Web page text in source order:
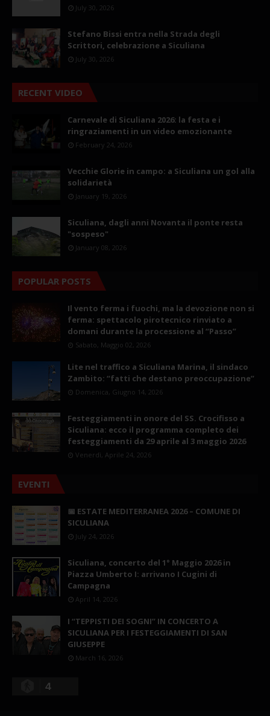
July 30, 2026
Stefano Bissi entra nella Strada degli
Scrittori, celebrazione a Siculiana
July 30, 2026
RECENT VIDEO
Carnevale di Siculiana 2026: la festa e i
ringraziamenti in un video emozionante
February 24, 2026
Vecchie Glorie in campo: a Siculiana un gol alla
solidarietà
January 19, 2026
Siculiana, dagli anni Novanta il ponte resta
"sospeso"
January 08, 2026
POPULAR POSTS
Il vento ferma i fuochi, ma la devozione non si
ferma: spettacolo pirotecnico rinviato a
domani durante la processione al “Passo”
Sabato, Maggio 02, 2026
Lite nel traffico a Siculiana Marina, il sindaco
Zambito: “fatti che destano preoccupazione”
Domenica, Giugno 14, 2026
Festeggiamenti in onore del SS. Crocifisso a
Siculiana: ecco il programma completo dei
festeggiamenti da 29 aprile al 3 maggio 2026
Venerdì, Aprile 24, 2026
EVENTI
📅 ESTATE MEDITERRANEA 2026 – COMUNE DI
SICULIANA
July 24, 2026
Siculiana, concerto del 1° Maggio 2026 in
Piazza Umberto I: arrivano I Cugini di
Campagna
April 14, 2026
I “TEPPISTI DEI SOGNI” IN CONCERTO A
SICULIANA PER I FESTEGGIAMENTI DI SAN
GIUSEPPE
March 16, 2026
4